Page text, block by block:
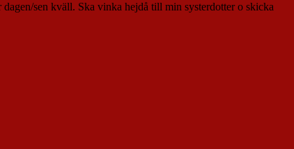
sen kväll. Ska vinka hejdå till min systerdotter o skicka